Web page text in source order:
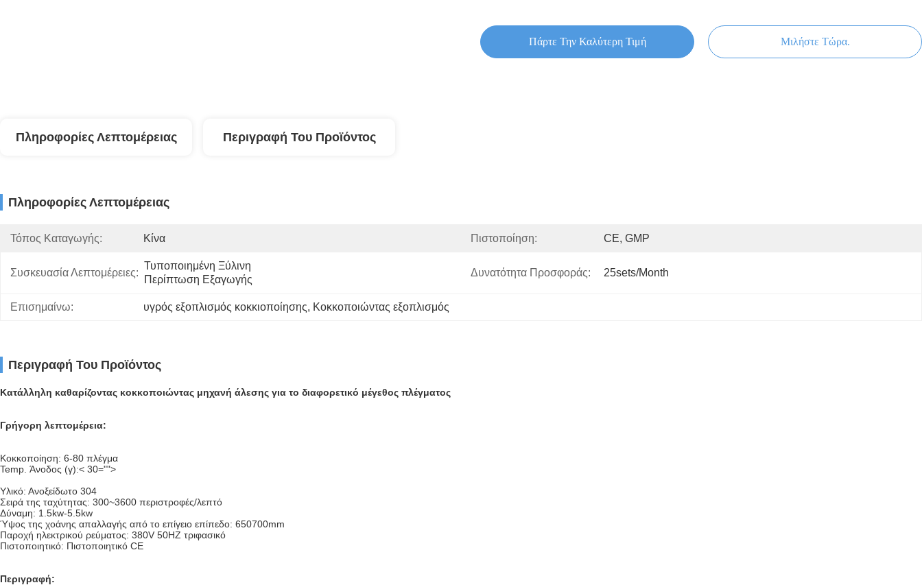
Πάρτε Την Καλύτερη Τιμή Μιλήστε Τώρα.
Πληροφορίες Λεπτομέρειας Περιγραφή Του Προϊόντος
Πληροφορίες Λεπτομέρειας
Τόπος Καταγωγής: Κίνα Πιστοποίηση: CE, GMP
Συσκευασία Λεπτομέρειες:
Τυποποιημένη Ξύλινη
Περίπτωση Εξαγωγής
Δυνατότητα Προσφοράς: 25sets/month
Επισημαίνω: υγρός εξοπλισμός κοκκιοποίησης, Κοκκοποιώντας εξοπλισμός
Περιγραφή Του Προϊόντος
Κατάλληλη καθαρίζοντας κοκκοποιώντας μηχανή άλεσης για το διαφορετικό μέγεθος πλέγματος
Γρήγορη λεπτομέρεια:
Κοκκοποίηση: 6-80 πλέγμα
Temp. Άνοδος (γ):< 30="">
Υλικό: Ανοξείδωτο 304
Σειρά της ταχύτητας: 300~3600 περιστροφές/λεπτό
Δύναμη: 1.5kw-5.5kw
Ύψος της χοάνης απαλλαγής από το επίγειο επίπεδο: 650700mm
Παροχή ηλεκτρικού ρεύματος: 380V 50HZ τριφασικό
Πιστοποιητικό: Πιστοποιητικό CE
Περιγραφή: